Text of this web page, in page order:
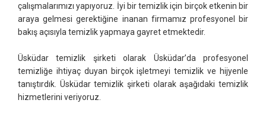
çalışmalarımızı yapıyoruz. İyi bir temizlik için birçok etkenin bir
araya gelmesi gerektiğine inanan firmamız profesyonel bir
bakış açısıyla temizlik yapmaya gayret etmektedir.
Üsküdar temizlik şirketi olarak Üsküdar’da profesyonel
temizliğe ihtiyaç duyan birçok işletmeyi temizlik ve hijyenle
tanıştırdık. Üsküdar temizlik şirketi olarak aşağıdaki temizlik
hizmetlerini veriyoruz.